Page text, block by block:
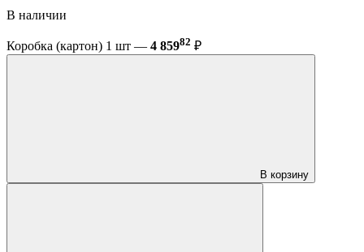
В наличии
Коробка (картон) 1 шт — 4 85982 ₽
В корзину